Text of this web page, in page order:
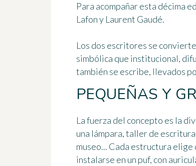
Para acompañar esta décima
Lafony Laurent Gaudé.
Los dos escritores se
simbólica que institucional,
también se escribe, llevados
PEQUEÑAS Y
La fuerza del concepto es la
una lámpara, taller de
museo... Cada estructura
instalarse en un puf, con